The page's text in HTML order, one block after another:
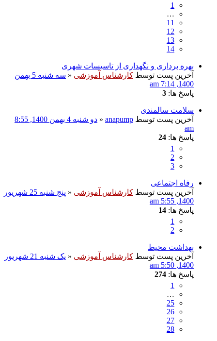
1
…
11
12
13
14
بهره برداری و نگهداری از تاسیسات شهری
آخرین پست توسط کارشناس آموزشی «
سه شنبه 5 بهمن
1400, 7:14 am
پاسخ ها: 3
سلامت سالمندی
آخرین پست توسط anapump
«
دو شنبه 4 بهمن 1400, 8:55
am
پاسخ ها: 24
1
2
3
رفاه اجتماعی
آخرین پست توسط کارشناس آموزشی «
پنج شنبه 25 شهریور
1400, 5:55 am
پاسخ ها: 14
1
2
بهداشت محیط
آخرین پست توسط کارشناس آموزشی «
یک شنبه 21 شهریور
1400, 5:50 am
پاسخ ها: 274
1
…
25
26
27
28